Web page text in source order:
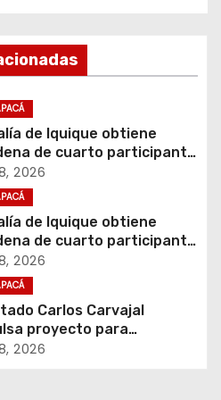
de Iquique obtiene
de cuarto participante
asalto a
2026
de Iquique obtiene
de cuarto participante
asalto a
2026
Carlos Carvajal
proyecto para
en vida al campeón
2026